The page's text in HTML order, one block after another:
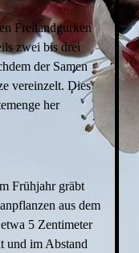
Freilandgurken
zwei bis drei
der Samen
vereinzelt. Dies
her
Frühjahr gräbt
aus dem
5 Zentimeter
und im Abstand